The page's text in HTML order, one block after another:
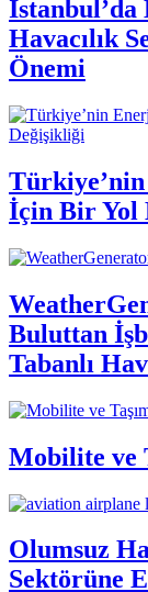
İstanbul’da
Havacılık
Önemi
Değişikliği
İçin Bir Yol
Buluttan
Tabanlı
Mobilite ve
Olumsuz
Sektörüne